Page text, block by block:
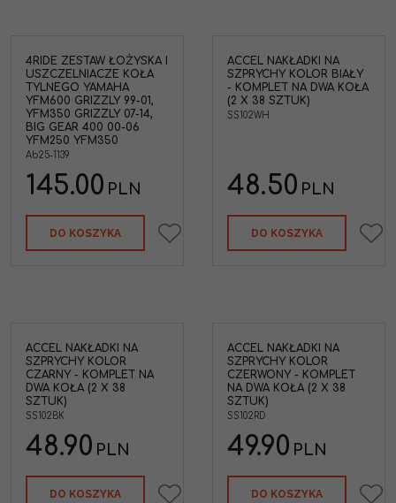
4RIDE ZESTAW ŁOŻYSKA I
USZCZELNIACZE KOŁA
TYLNEGO YAMAHA
YFM600 GRIZZLY 99-01,
YFM350 GRIZZLY 07-14,
BIG GEAR 400 00-06
YFM250 YFM350
Ab25-1139
145.00 PLN
DO KOSZYKA
ACCEL NAKŁADKI NA
SZPRYCHY KOLOR BIAŁY
- KOMPLET NA DWA KOŁA
(2 X 38 SZTUK)
SS102WH
48.50 PLN
DO KOSZYKA
ACCEL NAKŁADKI NA
SZPRYCHY KOLOR
CZARNY - KOMPLET NA
DWA KOŁA (2 X 38
SZTUK)
SS102BK
48.90 PLN
DO KOSZYKA
ACCEL NAKŁADKI NA
SZPRYCHY KOLOR
CZERWONY - KOMPLET
NA DWA KOŁA (2 X 38
SZTUK)
SS102RD
49.90 PLN
DO KOSZYKA